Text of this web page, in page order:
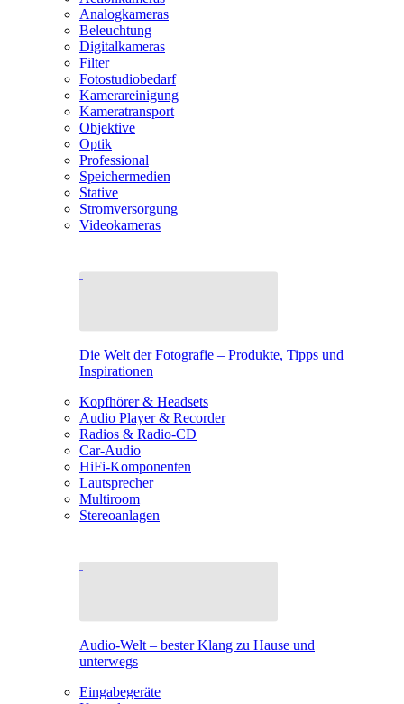
Analogkameras
Beleuchtung
Digitalkameras
Filter
Fotostudiobedarf
Kamerareinigung
Kameratransport
Objektive
Optik
Professional
Speichermedien
Stative
Stromversorgung
Videokameras
Die Welt der Fotografie – Produkte, Tipps und
Inspirationen
Kopfhörer & Headsets
Audio Player & Recorder
Radios & Radio-CD
Car-Audio
HiFi-Komponenten
Lautsprecher
Multiroom
Stereoanlagen
Audio-Welt – bester Klang zu Hause und
unterwegs
Eingabegeräte